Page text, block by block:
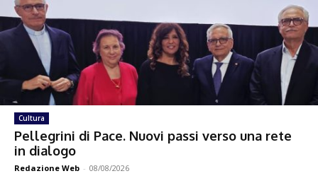
Cultura
Pellegrini di Pace. Nuovi passi verso una rete
in dialogo
Redazione Web - 08/08/2026